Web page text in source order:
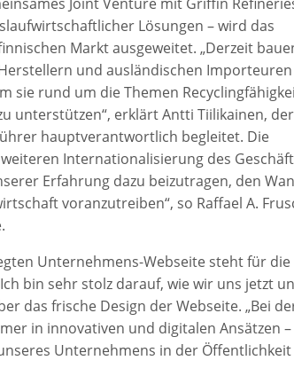
Lösungen – wird das
Markt ausgeweitet. „Derzeit
und ausländischen
sie rund um die Themen
unterstützen“, erklärt Antti Tiilikainen,
hauptverantwortlich begleitet. Die
Internationalisierung des
Erfahrung dazu beizutragen, den
voranzutreiben“, so Raffael A.
Unternehmens-Webseite steht für die
bin sehr stolz darauf, wie wir uns jetzt
das frische Design der Webseite. „Bei
in innovativen und digitalen Ansätzen
Unternehmens in der Öffentlichkeit